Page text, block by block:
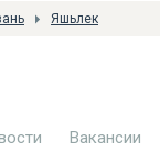
Яшьлек
Вакансии